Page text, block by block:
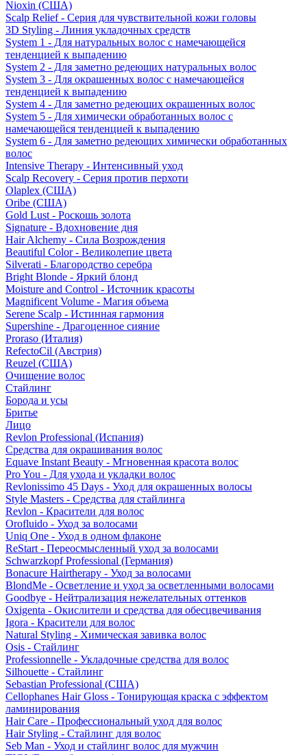
Nioxin (США)
Scalp Relief - Серия для чувствительной кожи головы
3D Styling - Линия укладочных средств
System 1 - Для натуральных волос с намечающейся
тенденцией к выпадению
System 2 - Для заметно редеющих натуральных волос
System 3 - Для окрашенных волос с намечающейся
тенденцией к выпадению
System 4 - Для заметно редеющих окрашенных волос
System 5 - Для химически обработанных волос с
намечающейся тенденцией к выпадению
System 6 - Для заметно редеющих химически обработанных
волос
Intensive Therapy - Интенсивный уход
Scalp Recovery - Серия против перхоти
Olaplex (США)
Oribe (США)
Gold Lust - Роскошь золота
Signature - Вдохновение дня
Hair Alchemy - Сила Возрождения
Beautiful Color - Великолепие цвета
Silverati - Благородство серебра
Bright Blonde - Яркий блонд
Moisture and Control - Источник красоты
Magnificent Volume - Магия объема
Serene Scalp - Истинная гармония
Supershine - Драгоценное сияние
Proraso (Италия)
RefectoCil (Австрия)
Reuzel (США)
Очищение волос
Стайлинг
Борода и усы
Бритье
Лицо
Revlon Professional (Испания)
Средства для окрашивания волос
Equave Instant Beauty - Мгновенная красота волос
Pro You - Для ухода и укладки волос
Revlonissimo 45 Days - Уход для окрашенных волосы
Style Masters - Средства для стайлинга
Revlon - Красители для волос
Orofluido - Уход за волосами
Uniq One - Уход в одном флаконе
ReStart - Переосмысленный уход за волосами
Schwarzkopf Professional (Германия)
Bonacure Hairtherapy - Уход за волосами
BlondMe - Осветление и уход за осветленными волосами
Goodbye - Нейтрализация нежелательных оттенков
Oxigenta - Окислители и средства для обесцвечивания
Igora - Красители для волос
Natural Styling - Химическая завивка волос
Osis - Стайлинг
Professionnelle - Укладочные средства для волос
Silhouette - Стайлинг
Sebastian Professional (США)
Cellophanes Hair Gloss - Тонирующая краска с эффектом
ламинирования
Hair Care - Профессиональный уход для волос
Hair Styling - Стайлинг для волос
Seb Man - Уход и стайлинг волос для мужчин